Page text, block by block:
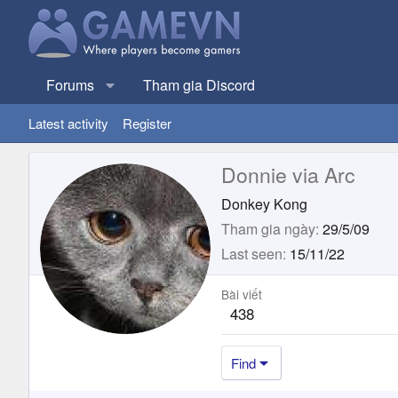
Forums Tham gia Discord
Latest activity Register
Donnie via Arc
Donkey Kong
Tham gia ngày 29/5/09
Last seen 15/11/22
Bài viết
438
Find